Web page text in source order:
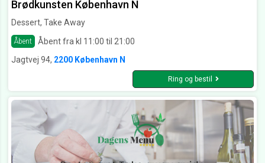
Brødkunsten København N
Dessert, Take Away
Åbent
Åbent fra kl 11:00 til 21:00
Jagtvej 94, 2200 København N
Ring og bestil